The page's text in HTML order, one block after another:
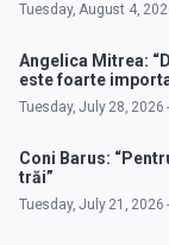
Tuesday, August 4,
Angelica Mitrea:
este foarte
Tuesday, July 28, 2026
Coni Barus:
trăi”
Tuesday, July 21, 2026